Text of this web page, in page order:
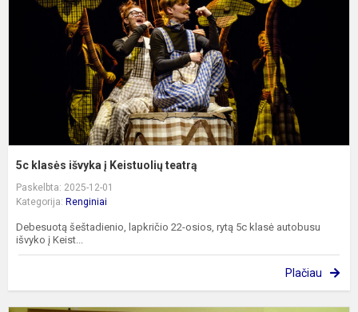
5c klasės išvyka į Keistuolių teatrą
Paskelbta: 2025-12-01
Kategorija: Renginiai
Debesuotą šeštadienio, lapkričio 22-osios, rytą 5c klasė autobusu
išvyko į Keist...
Plačiau